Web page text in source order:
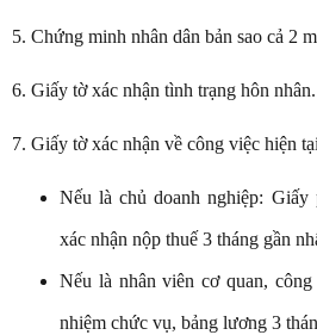
5. Chứng minh nhân dân bản sao cả 2
6. Giấy tờ xác nhận tình trạng hôn nhân.
7. Giấy tờ xác nhận về công việc hiện
Nếu là chủ doanh nghiệp: Giấy
xác nhận nộp thuế 3 tháng gần
Nếu là nhân viên cơ quan,
nhiệm chức vụ, bảng lương 3